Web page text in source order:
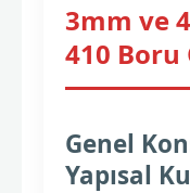
3mm ve
410
Genel
Yapısal